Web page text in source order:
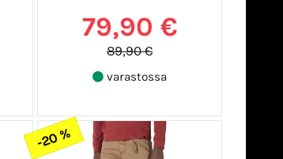
79,90 €
89,90 €
varastossa
-20 %